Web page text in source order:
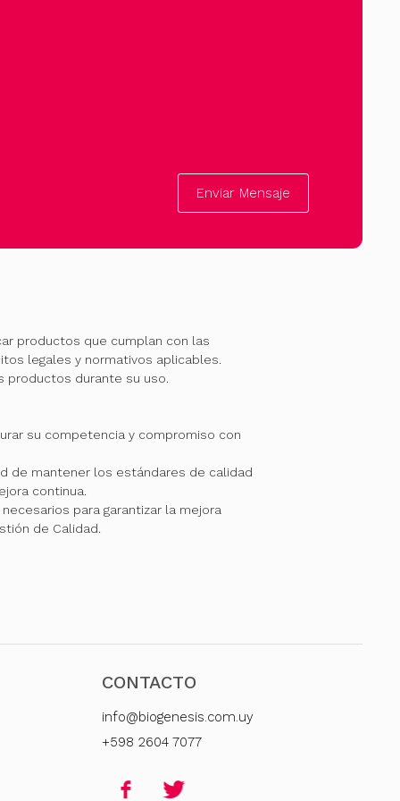
Enviar Mensaje
productos que cumplan con las
legales y normativos aplicables.
productos durante su uso.
su competencia y compromiso con
de mantener los estándares de calidad
continua.
para garantizar la mejora
de Calidad.
CONTACTO
info@biogenesis.com.uy
+598 2604 7077